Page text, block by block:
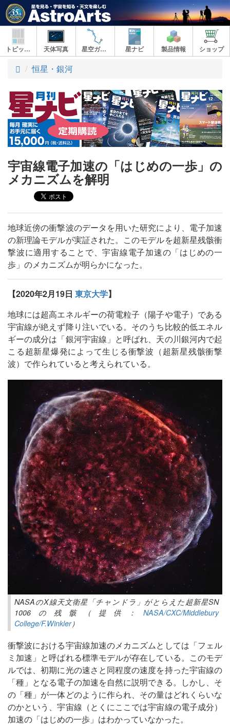
トピックス 天体写真 星空ガイド 星ナビ 製品情報 ショップ
ト
プ
恒星・銀河
宇宙線電子加速の「はじめの一歩」の
メカニズムを解明
地球近傍の衝撃波のデータを用いた研究により、電子加速
の新理論モデルが実証された。このモデルを超新星残骸衝
撃波に適用することで、宇宙線電子加速の「はじめの一
歩」のメカニズムが明らかになった。
【2020年2月19日 東京大学】
地球には超高エネルギーの荷電粒子（陽子や電子）である
宇宙線が絶えず降り注いでいる。そのうち比較的低エネル
ギーの成分は「銀河宇宙線」と呼ばれ、天の川銀河内で起
こる超新星爆発によって生じる衝撃波（超新星残骸衝撃
波）で作られていると考えられている。
NASAのX線天文衛星「チャンドラ」がとらえた超新星SN
1006の残骸（提供： NASA/CXC/Middlebury
College/F.Winkler）
衝撃波における宇宙線加速のメカニズムとしては「フェル
ミ加速」と呼ばれる標準モデルが存在している。このモデ
ルでは、初期に光の速さと同程度の速度を持った宇宙線の
「種」となる電子の加速を自然に説明できる。しかし、そ
の「種」が一体どのように作られ、その量はどれくらいな
のかという、宇宙線（とくにここでは宇宙線の電子成分）
加速の「はじめの一歩」はわかっていなかった。